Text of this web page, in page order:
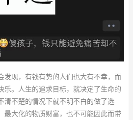
发现，有钱有势的人们也大有不幸，而
乐。人生的追求目标，就决定了生命的
清不楚的情况下就不明不白的做了选
最大化的物质财富，也不可能因此而带